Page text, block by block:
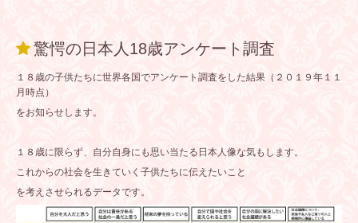
驚愕の日本人18歳アンケート調査
１８歳の子供たちに世界各国でアンケート調査をした結果（２０１９年１１
月時点）
をお知らせします。
１８歳に限らず、自分自身にも思い当たる日本人像な気もします。
これからの社会を生きていく子供たちに伝えたいこと
を考えさせられるデータです。